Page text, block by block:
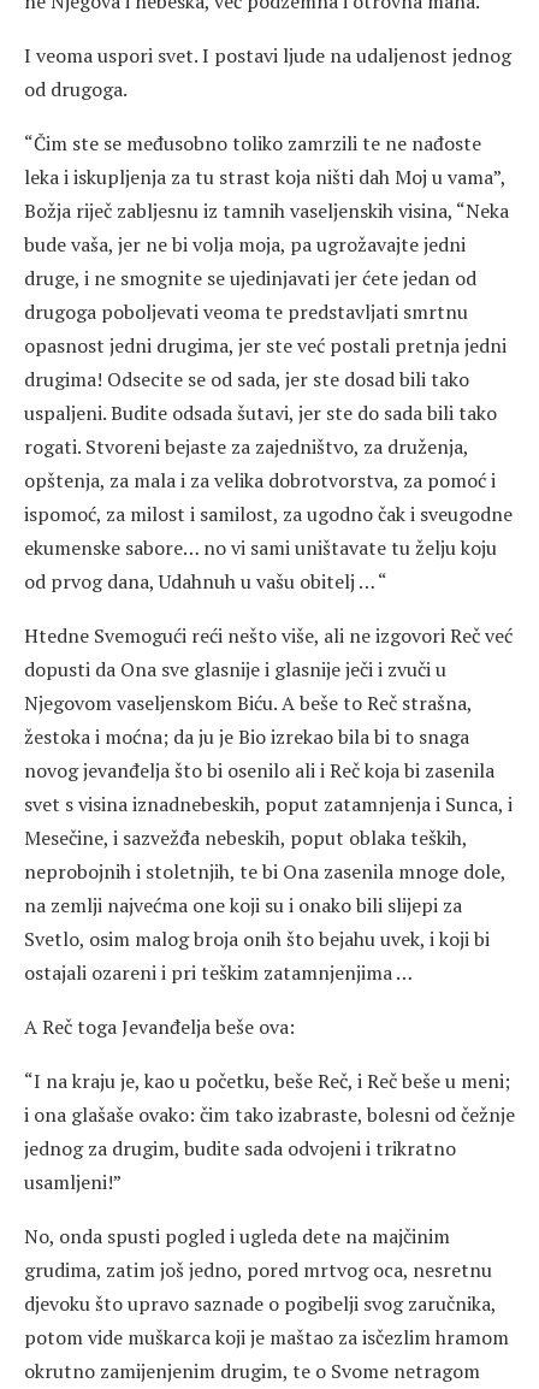
I veoma uspori svet. I postavi ljude na udaljenost jednog
od drugoga.
“Čim ste se međusobno toliko zamrzili te ne nađoste
leka i iskupljenja za tu strast koja ništi dah Moj u vama”,
Božja riječ zabljesnu iz tamnih vaseljenskih visina, “Neka
bude vaša, jer ne bi volja moja, pa ugrožavajte jedni
druge, i ne smognite se ujedinjavati jer ćete jedan od
drugoga poboljevati veoma te predstavljati smrtnu
opasnost jedni drugima, jer ste već postali pretnja jedni
drugima! Odsecite se od sada, jer ste dosad bili tako
uspaljeni. Budite odsada šutavi, jer ste do sada bili tako
rogati. Stvoreni bejaste za zajedništvo, za druženja,
opštenja, za mala i za velika dobrotvorstva, za pomoć i
ispomoć, za milost i samilost, za ugodno čak i sveugodne
ekumenske sabore… no vi sami uništavate tu želju koju
od prvog dana, Udahnuh u vašu obitelj … “
Htedne Svemogući reći nešto više, ali ne izgovori Reč već
dopusti da Ona sve glasnije i glasnije ječi i zvuči u
Njegovom vaseljenskom Biću. A beše to Reč strašna,
žestoka i moćna; da ju je Bio izrekao bila bi to snaga
novog jevanđelja što bi osenilo ali i Reč koja bi zasenila
svet s visina iznadnebeskih, poput zatamnjenja i Sunca, i
Mesečine, i sazvežđa nebeskih, poput oblaka teških,
neprobojnih i stoletnjih, te bi Ona zasenila mnoge dole,
na zemlji najvećma one koji su i onako bili slijepi za
Svetlo, osim malog broja onih što bejahu uvek, i koji bi
ostajali ozareni i pri teškim zatamnjenjima …
A Reč toga Jevanđelja beše ova:
“I na kraju je, kao u početku, beše Reč, i Reč beše u meni;
i ona glašaše ovako: čim tako izabraste, bolesni od čežnje
jednog za drugim, budite sada odvojeni i trikratno
usamljeni!”
No, onda spusti pogled i ugleda dete na majčinim
grudima, zatim još jedno, pored mrtvog oca, nesretnu
djevoku što upravo saznade o pogibelji svog zaručnika,
potom vide muškarca koji je maštao za isčezlim hramom
okrutno zamijenjenim drugim, te o Svome netragom